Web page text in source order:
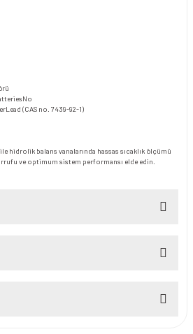
No
Lead (CAS no. 7439-92-1)
hidrolik balans vanalarında hassas sıcaklık ölçümü
ve optimum sistem performansı elde edin.